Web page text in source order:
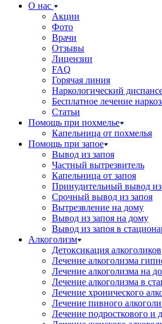
О нас
Акции
Фото
Врачи
Отзывы
Лицензии
FAQ
Горячая линия
Наркологический
Бесплатное лечение
Статьи
Помощь при похмелье
Капельница от похмелья
Помощь при запое
Вывод из запоя
Частный вытрезвитель
Капельница от запоя
Принудительный вывод из
Срочный вывод из запоя
Вытрезвление на дому
Вывод из запоя на дому
Вывод из запоя в
Алкоголизм
Детоксикация алкоголиков
Лечение алкоголизма
Лечение алкоголизма на
Лечение алкоголизма в
Лечение хронического
Лечение пивного
Лечение подросткового и